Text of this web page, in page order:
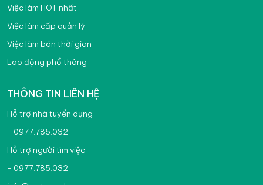
Việc làm HOT nhất
Việc làm cấp quản lý
Việc làm bán thời gian
Lao động phổ thông
THÔNG TIN LIÊN HỆ
Hỗ trợ nhà tuyển dụng
- 0977.785.032
Hỗ trợ người tìm việc
- 0977.785.032